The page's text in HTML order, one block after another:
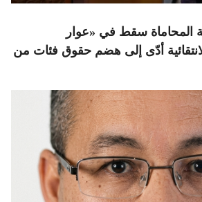
المحاماة سقط في «عوار
أدّى إلى هضم حقوق فئات من